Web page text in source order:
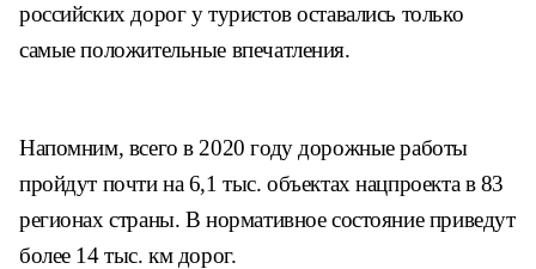
российских дорог у туристов оставались только
самые положительные впечатления.
Напомним, всего в 2020 году дорожные работы
пройдут почти на 6,1 тыс. объектах нацпроекта в 83
регионах страны. В нормативное состояние приведут
более 14 тыс. км дорог.